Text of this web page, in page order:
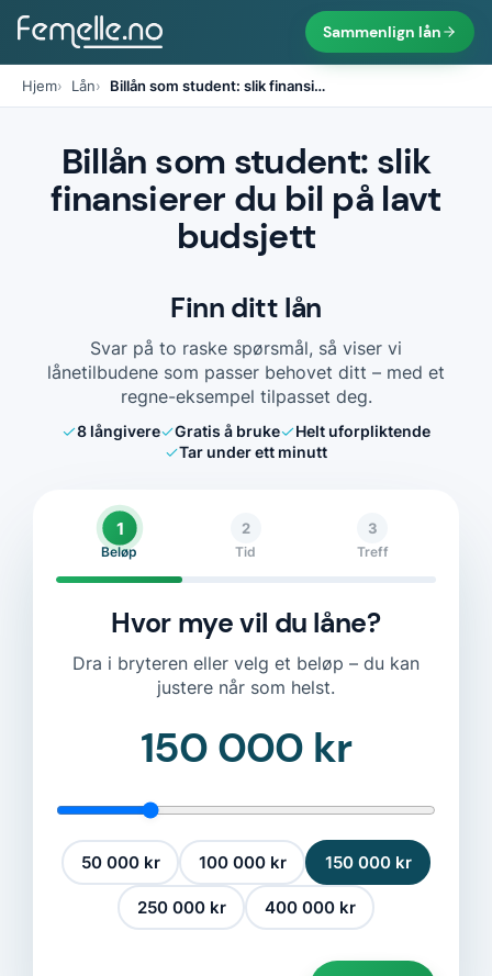
Sammenlign lån
Hjem Lån Billån som student: slik finansi…
Billån som student: slik
finansierer du bil på lavt
budsjett
Finn ditt lån
Svar på to raske spørsmål, så viser vi
lånetilbudene som passer behovet ditt – med et
regne-eksempel tilpasset deg.
8långivere Gratis å bruke
Helt uforpliktende
Tar under ett minutt
1
Beløp
2
Tid
3
Treff
Hvor mye vil du låne?
Dra i bryteren eller velg et beløp – du kan
justere når som helst.
150 000 kr
50 000 kr 100 000 kr 150 000 kr
250 000 kr 400 000 kr